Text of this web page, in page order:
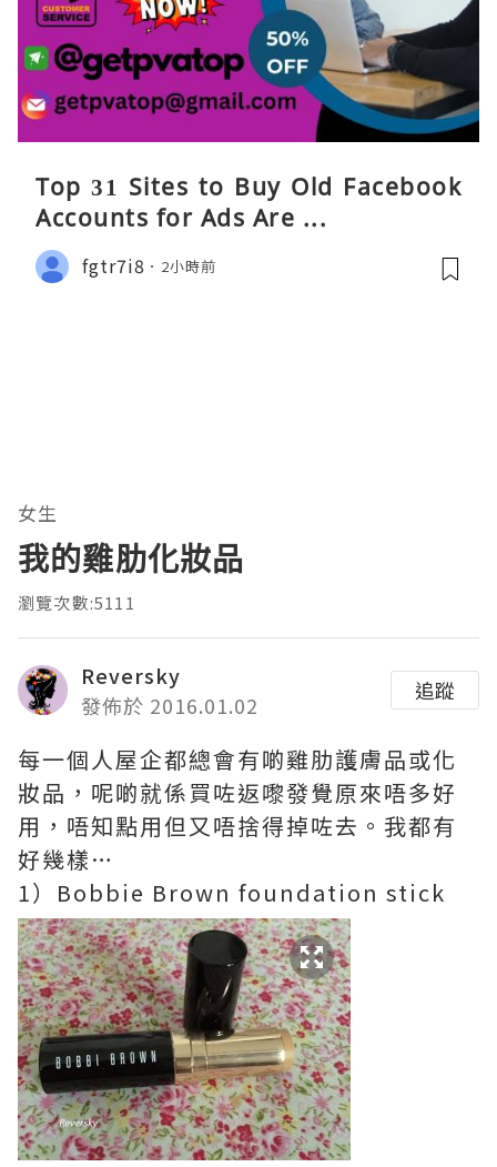
Top 31 Sites to Buy Old Facebook
Accounts​ for Ads Are ...
fgtr7i8 2小時前
女生
我的雞肋化妝品
瀏覽次數:5111
Reversky
發佈於 2016.01.02
追蹤
每一個人屋企都總會有啲雞肋護膚品或化
妝品，呢啲就係買咗返嚟發覺原來唔多好
用，唔知點用但又唔捨得掉咗去。我都有
好幾樣…
1）Bobbie Brown foundation stick